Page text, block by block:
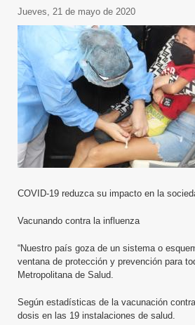
jueves, 21 de mayo de 2020
COVID-19 reduzca su impacto en la
Vacunando contra la influenza
“Nuestro país goza de un sistema o
ventana de protección y prevención para
Metropolitana de Salud.
Según estadísticas de la vacunación
dosis en las 19 instalaciones de salud.